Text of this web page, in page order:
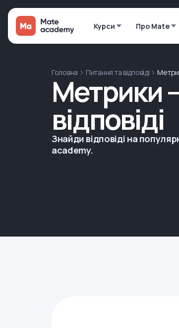
Курси Про Mate
Головна Питання та відповіді
Метрики
відповіді
Знайди відповіді на
academy.